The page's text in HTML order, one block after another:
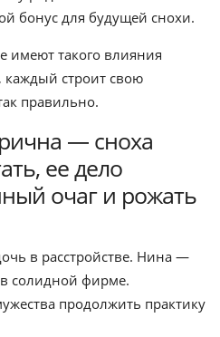
бонус для будущей снохи.
имеют такого влияния
строит свою
правильно.
— сноха
ее дело
очаг и рожать
в расстройстве. Нина —
в солидной фирме.
продолжить практику